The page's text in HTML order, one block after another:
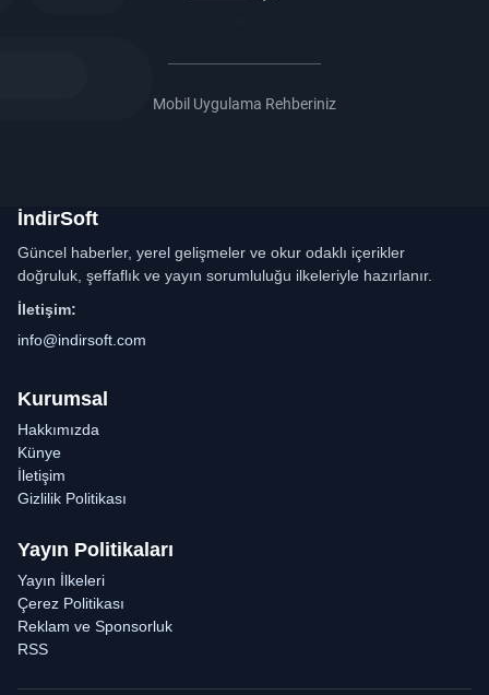
Mobil Uygulama Rehberiniz
İndirSoft
Güncel haberler, yerel gelişmeler ve okur odaklı içerikler
doğruluk, şeffaflık ve yayın sorumluluğu ilkeleriyle hazırlanır.
İletişim:
info@indirsoft.com
Kurumsal
Hakkımızda
Künye
İletişim
Gizlilik Politikası
Yayın Politikaları
Yayın İlkeleri
Çerez Politikası
Reklam ve Sponsorluk
RSS